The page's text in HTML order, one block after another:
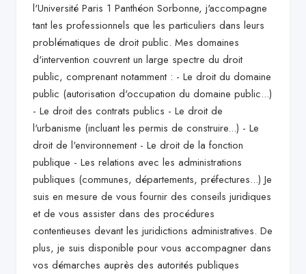
l'Université Paris 1 Panthéon Sorbonne, j'accompagne
tant les professionnels que les particuliers dans leurs
problématiques de droit public. Mes domaines
d'intervention couvrent un large spectre du droit
public, comprenant notamment : - Le droit du domaine
public (autorisation d'occupation du domaine public...)
- Le droit des contrats publics - Le droit de
l'urbanisme (incluant les permis de construire...) - Le
droit de l'environnement - Le droit de la fonction
publique - Les relations avec les administrations
publiques (communes, départements, préfectures...) Je
suis en mesure de vous fournir des conseils juridiques
et de vous assister dans des procédures
contentieuses devant les juridictions administratives. De
plus, je suis disponible pour vous accompagner dans
vos démarches auprès des autorités publiques